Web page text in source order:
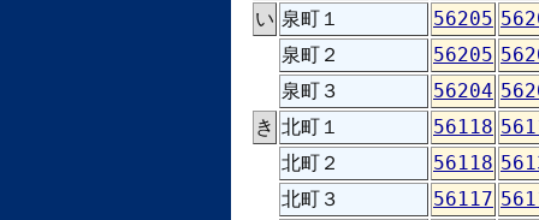
い 泉町１ 56205
泉町２
56205
泉町３
56204
き 北町１ 56118
北町２
56118
北町３
56117